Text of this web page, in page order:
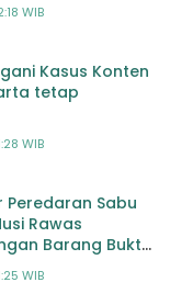
WIB
Kasus Konten
tetap
WIB
Peredaran Sabu
Rawas
Barang Bukti
WIB